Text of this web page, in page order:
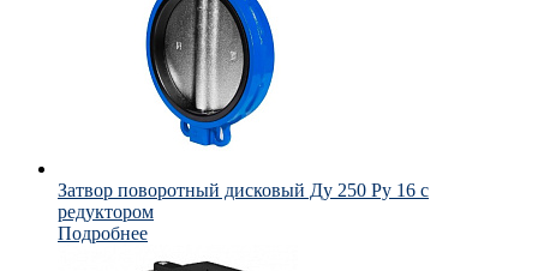
Затвор поворотный дисковый Ду 250 Ру 16 с
редуктором
Подробнее